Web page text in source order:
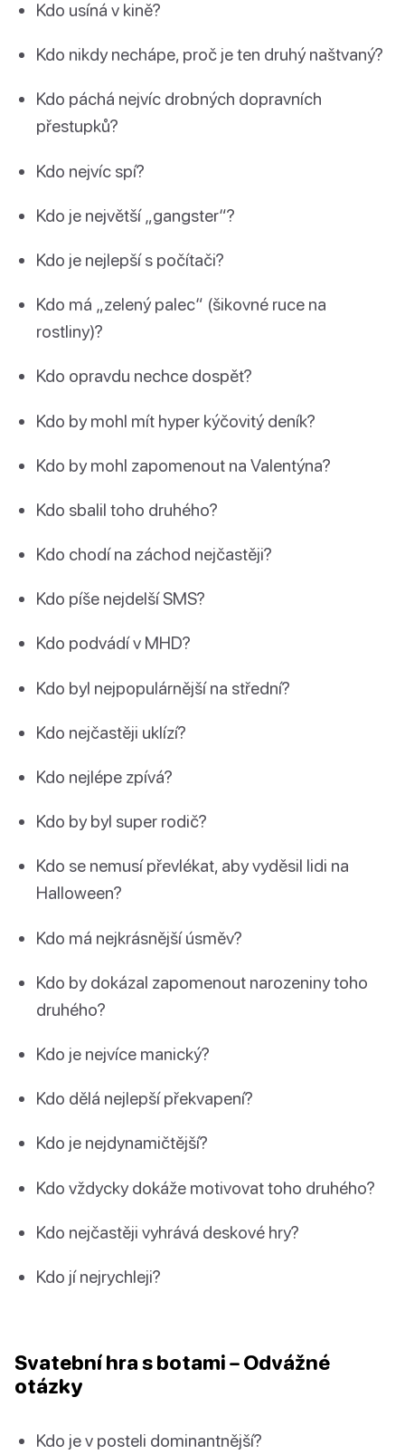
Kdo usíná v kině?
Kdo nikdy nechápe, proč je ten druhý naštvaný?
Kdo páchá nejvíc drobných dopravních
přestupků?
Kdo nejvíc spí?
Kdo je největší „gangster“?
Kdo je nejlepší s počítači?
Kdo má „zelený palec“ (šikovné ruce na
rostliny)?
Kdo opravdu nechce dospět?
Kdo by mohl mít hyper kýčovitý deník?
Kdo by mohl zapomenout na Valentýna?
Kdo sbalil toho druhého?
Kdo chodí na záchod nejčastěji?
Kdo píše nejdelší SMS?
Kdo podvádí v MHD?
Kdo byl nejpopulárnější na střední?
Kdo nejčastěji uklízí?
Kdo nejlépe zpívá?
Kdo by byl super rodič?
Kdo se nemusí převlékat, aby vyděsil lidi na
Halloween?
Kdo má nejkrásnější úsměv?
Kdo by dokázal zapomenout narozeniny toho
druhého?
Kdo je nejvíce manický?
Kdo dělá nejlepší překvapení?
Kdo je nejdynamičtější?
Kdo vždycky dokáže motivovat toho druhého?
Kdo nejčastěji vyhrává deskové hry?
Kdo jí nejrychleji?
Svatební hra s botami – Odvážné
otázky
Kdo je v posteli dominantnější?